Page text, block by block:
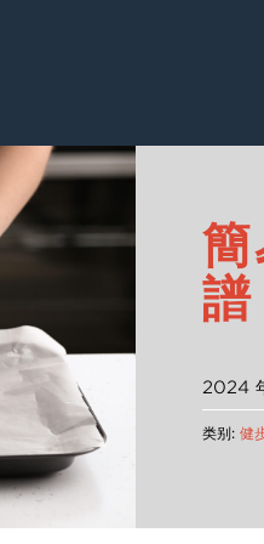
譜
2024
类别:健